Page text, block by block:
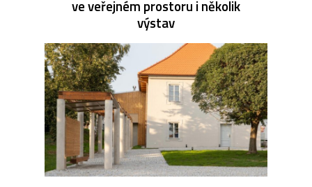
ve veřejném prostoru i několik
výstav